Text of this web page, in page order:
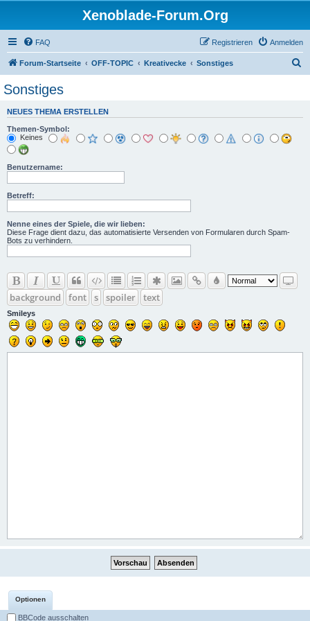
Xenoblade-Forum.Org
FAQ Anmelden
Registrieren
Forum-Startseite OFF-TOPIC Kreativecke Sonstiges
Sonstiges
NEUES THEMA ERSTELLEN
Themen-Symbol:
Keines
Benutzername:
Betreff:
Nenne eines der Spiele, die wir lieben:
Diese Frage dient dazu, das automatisierte Versenden von Formularen durch Spam-
Bots zu verhindern.
background font s spoiler text
Smileys
Optionen
BBCode ausschalten